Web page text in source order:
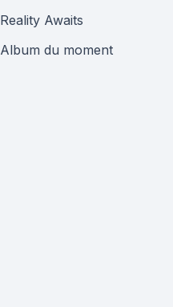
Reality Awaits
Album du moment